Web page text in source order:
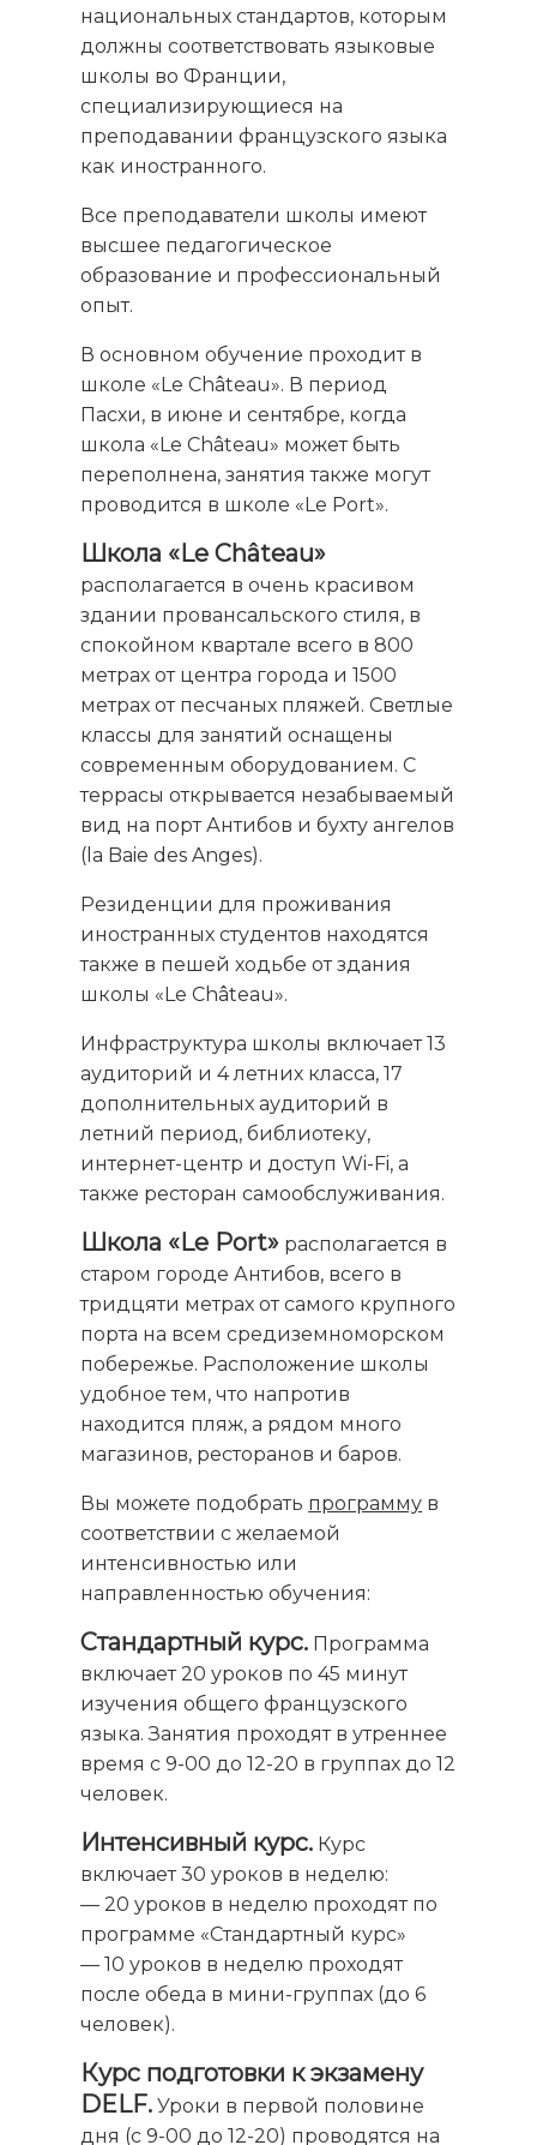
национальных стандартов, которым
должны соответствовать языковые
школы во Франции,
специализирующиеся на
преподавании французского языка
как иностранного.
Все преподаватели школы имеют
высшее педагогическое
образование и профессиональный
опыт.
В основном обучение проходит в
школе «Le Château». В период
Пасхи, в июне и сентябре, когда
школа «Le Château» может быть
переполнена, занятия также могут
проводится в школе «Le Port».
Школа «Le Château»
располагается в очень красивом
здании провансальского стиля, в
спокойном квартале всего в 800
метрах от центра города и 1500
метрах от песчаных пляжей. Светлые
классы для занятий оснащены
современным оборудованием. С
террасы открывается незабываемый
вид на порт Антибов и бухту ангелов
(la Baie des Anges).
Резиденции для проживания
иностранных студентов находятся
также в пешей ходьбе от здания
школы «Le Château».
Инфраструктура школы включает 13
аудиторий и 4 летних класса, 17
дополнительных аудиторий в
летний период, библиотеку,
интернет-центр и доступ Wi-Fi, а
также ресторан самообслуживания.
Школа «Le Port» располагается в
старом городе Антибов, всего в
тридцяти метрах от самого крупного
порта на всем средиземноморском
побережье. Расположение школы
удобное тем, что напротив
находится пляж, а рядом много
магазинов, ресторанов и баров.
Вы можете подобрать программу в
соответствии с желаемой
интенсивностью или
направленностью обучения:
Стандартный курс. Программа
включает 20 уроков по 45 минут
изучения общего французского
языка. Занятия проходят в утреннее
время с 9-00 до 12-20 в группах до 12
человек.
Интенсивный курс. Курс
включает 30 уроков в неделю:
— 20 уроков в неделю проходят по
программе «Стандартный курс»
— 10 уроков в неделю проходят
после обеда в мини-группах (до 6
человек).
Курс подготовки к экзамену
DELF. Уроки в первой половине
дня (с 9-00 до 12-20) проводятся на